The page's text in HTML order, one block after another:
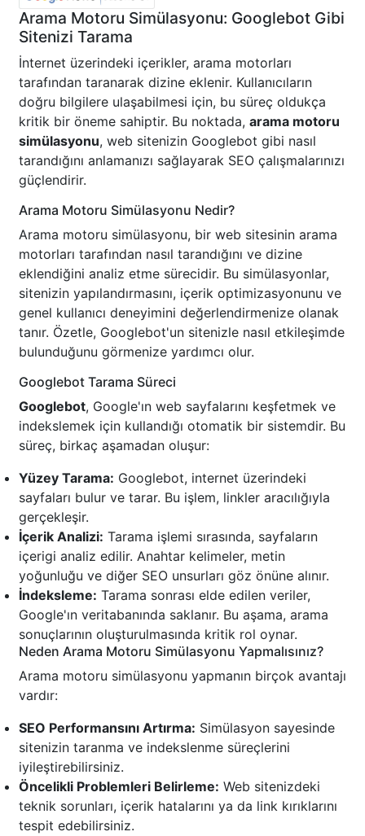
Arama Motoru Simülasyonu: Googlebot Gibi
Sitenizi Tarama
İnternet üzerindeki içerikler, arama motorları
tarafından taranarak dizine eklenir. Kullanıcıların
doğru bilgilere ulaşabilmesi için, bu süreç oldukça
kritik bir öneme sahiptir. Bu noktada, arama motoru
simülasyonu, web sitenizin Googlebot gibi nasıl
tarandığını anlamanızı sağlayarak SEO çalışmalarınızı
güçlendirir.
Arama Motoru Simülasyonu Nedir?
Arama motoru simülasyonu, bir web sitesinin arama
motorları tarafından nasıl tarandığını ve dizine
eklendiğini analiz etme sürecidir. Bu simülasyonlar,
sitenizin yapılandırmasını, içerik optimizasyonunu ve
genel kullanıcı deneyimini değerlendirmenize olanak
tanır. Özetle, Googlebot'un sitenizle nasıl etkileşimde
bulunduğunu görmenize yardımcı olur.
Googlebot Tarama Süreci
Googlebot, Google'ın web sayfalarını keşfetmek ve
indekslemek için kullandığı otomatik bir sistemdir. Bu
süreç, birkaç aşamadan oluşur:
Yüzey Tarama: Googlebot, internet üzerindeki
sayfaları bulur ve tarar. Bu işlem, linkler aracılığıyla
gerçekleşir.
İçerik Analizi: Tarama işlemi sırasında, sayfaların
içerigi analiz edilir. Anahtar kelimeler, metin
yoğunluğu ve diğer SEO unsurları göz önüne alınır.
İndeksleme: Tarama sonrası elde edilen veriler,
Google'ın veritabanında saklanır. Bu aşama, arama
sonuçlarının oluşturulmasında kritik rol oynar.
Neden Arama Motoru Simülasyonu Yapmalısınız?
Arama motoru simülasyonu yapmanın birçok avantajı
vardır:
SEO Performansını Artırma: Simülasyon sayesinde
sitenizin taranma ve indekslenme süreçlerini
iyileştirebilirsiniz.
Öncelikli Problemleri Belirleme: Web sitenizdeki
teknik sorunları, içerik hatalarını ya da link kırıklarını
tespit edebilirsiniz.